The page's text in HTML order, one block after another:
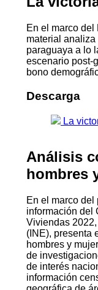
La
En el marco
escenario post-
bono
La
Análisis
hombres